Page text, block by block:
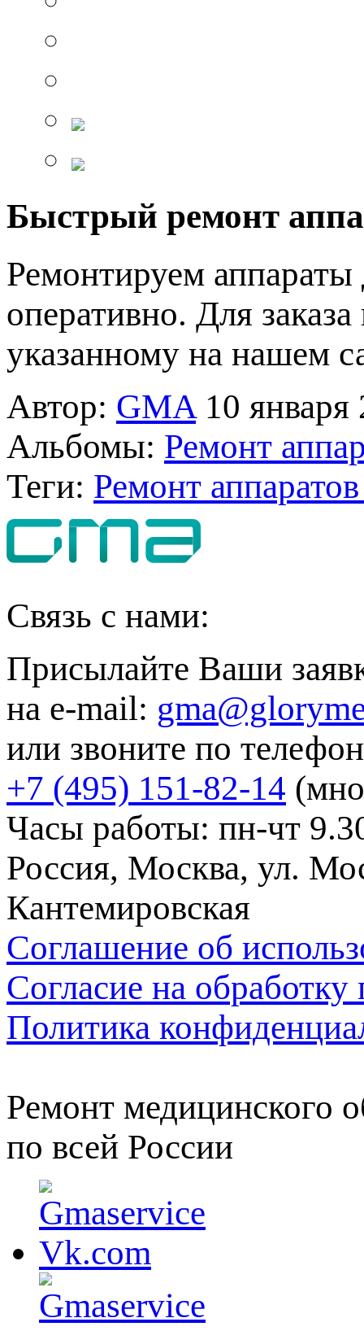
Быстрый ремонт
Ремонтируем аппараты
оперативно. Для
указанному на нашем
Автор: GMA10 января
Альбомы: Ремонт
Теги: Ремонт
Связь с нами:
Присылайте Ваши
на e-mail:
или звоните по
+7 (495) 151-82-14
Часы работы: пн-чт
Россия, Москва, ул.
Кантемировская
Соглашение об
Согласие на
Политика
Ремонт медицинского
по всей России